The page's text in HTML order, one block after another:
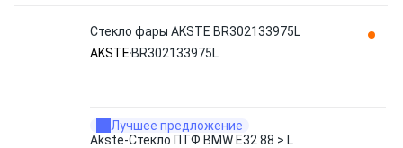
Стекло фары AKSTE BR302133975L
AKSTE BR302133975L
Лучшее предложение
Akste-Стекло ПТФ BMW E32 88 > L